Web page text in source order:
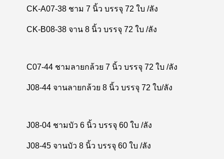
CK-A07-38 ชาม 7 นิ้ว บรรจุ 72 ใบ /ลัง
CK-B08-38 จาน 8 นิ้ว บรรจุ 72 ใบ /ลัง
C07-44 ชามลายกล้วย 7 นิ้ว บรรจุ 72 ใบ /ลัง
J08-44 จานลายกล้วย 8 นิ้ว บรรจุ 72 ใบ/ลัง
J08-04 ชามบัว 6 นิ้ว บรรจุ 60 ใบ /ลัง
J08-45 จานบัว 8 นิ้ว บรรจุ 60 ใบ /ลัง